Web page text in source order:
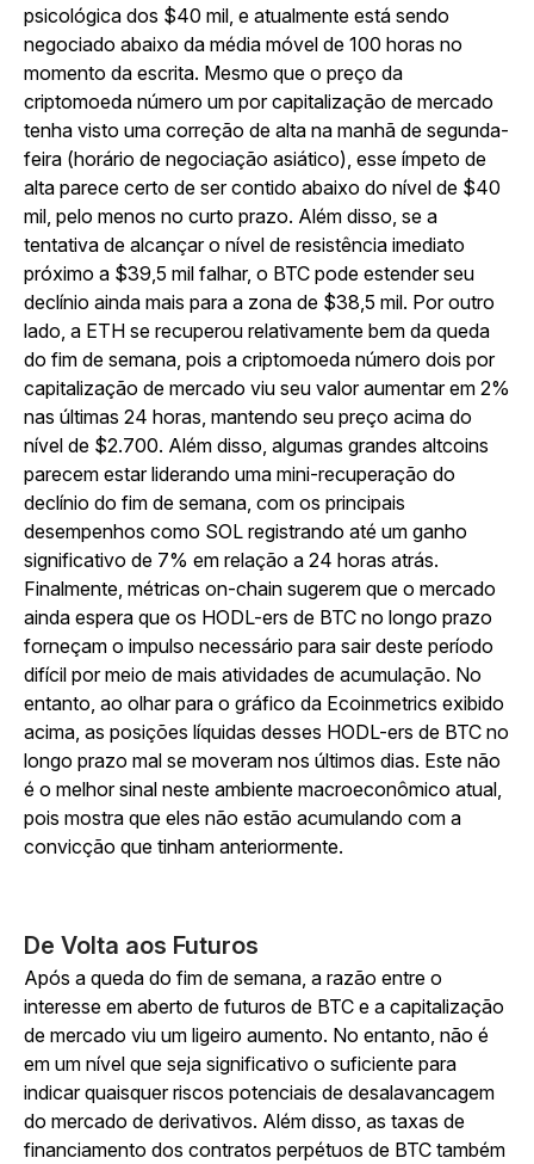
psicológica dos $40 mil, e atualmente está sendo
negociado abaixo da média móvel de 100 horas no
momento da escrita. Mesmo que o preço da
criptomoeda número um por capitalização de mercado
tenha visto uma correção de alta na manhã de segunda-
feira (horário de negociação asiático), esse ímpeto de
alta parece certo de ser contido abaixo do nível de $40
mil, pelo menos no curto prazo. Além disso, se a
tentativa de alcançar o nível de resistência imediato
próximo a $39,5 mil falhar, o BTC pode estender seu
declínio ainda mais para a zona de $38,5 mil. Por outro
lado, a ETH se recuperou relativamente bem da queda
do fim de semana, pois a criptomoeda número dois por
capitalização de mercado viu seu valor aumentar em 2%
nas últimas 24 horas, mantendo seu preço acima do
nível de $2.700. Além disso, algumas grandes altcoins
parecem estar liderando uma mini-recuperação do
declínio do fim de semana, com os principais
desempenhos como SOL registrando até um ganho
significativo de 7% em relação a 24 horas atrás.
Finalmente, métricas on-chain sugerem que o mercado
ainda espera que os HODL-ers de BTC no longo prazo
forneçam o impulso necessário para sair deste período
difícil por meio de mais atividades de acumulação. No
entanto, ao olhar para o gráfico da Ecoinmetrics exibido
acima, as posições líquidas desses HODL-ers de BTC no
longo prazo mal se moveram nos últimos dias. Este não
é o melhor sinal neste ambiente macroeconômico atual,
pois mostra que eles não estão acumulando com a
convicção que tinham anteriormente.
De Volta aos Futuros
Após a queda do fim de semana, a razão entre o
interesse em aberto de futuros de BTC e a capitalização
de mercado viu um ligeiro aumento. No entanto, não é
em um nível que seja significativo o suficiente para
indicar quaisquer riscos potenciais de desalavancagem
do mercado de derivativos. Além disso, as taxas de
financiamento dos contratos perpétuos de BTC também